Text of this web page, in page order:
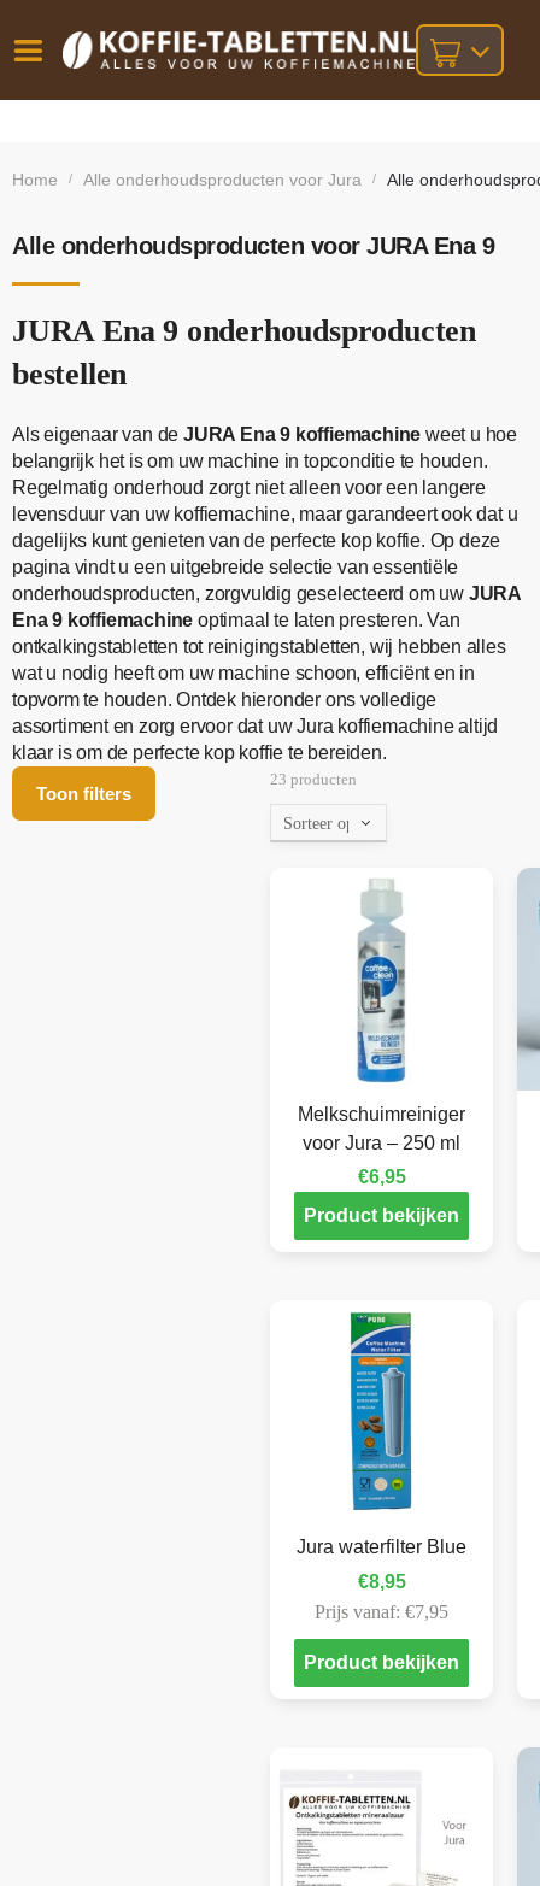
besteld,
bij orders
Home / Alle onderhoudsproducten voor Jura / Alle
Alle onderhoudsproducten voor JURA Ena 9
JURA Ena 9 onderhoudsproducten
bestellen
Als eigenaar van de JURA Ena 9 koffiemachine weet u hoe
belangrijk het is om uw machine in topconditie te houden.
Regelmatig onderhoud zorgt niet alleen voor een langere
levensduur van uw koffiemachine, maar garandeert ook dat u
dagelijks kunt genieten van de perfecte kop koffie. Op deze
pagina vindt u een uitgebreide selectie van essentiële
onderhoudsproducten, zorgvuldig geselecteerd om uw JURA
Ena 9 koffiemachine optimaal te laten presteren. Van
ontkalkingstabletten tot reinigingstabletten, wij hebben alles
wat u nodig heeft om uw machine schoon, efficiënt en in
topvorm te houden. Ontdek hieronder ons volledige
assortiment en zorg ervoor dat uw Jura koffiemachine altijd
klaar is om de perfecte kop koffie te bereiden.
Toon filters
23 producten
Melkschuimreiniger
voor Jura – 250 ml
€6,95
Product bekijken
Jura waterfilter Blue
€8,95
Prijs vanaf: €7,95
Product bekijken